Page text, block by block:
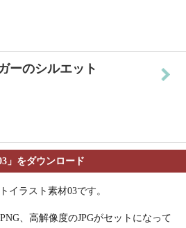
ーのシルエット
」をダウンロード
イラスト素材03です。
、高解像度のJPGがセットになって